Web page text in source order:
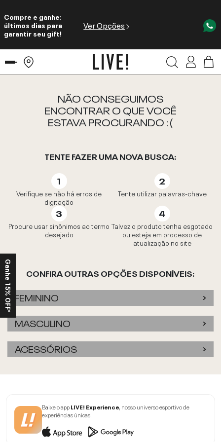
Compre e ganhe:
últimos dias para
garantir seu gift!
Ver Opções
NÃO CONSEGUIMOS
ENCONTRAR O QUE VOCÊ
ESTAVA PROCURANDO :(
TENTE FAZER UMA NOVA BUSCA:
Verifique se não há erros de
digitação
Tente utilizar palavras-chave
Procure usar sinônimos ao termo
desejado
Talvez o produto tenha esgotado
ou esteja em processo de
atualização no site
CONFIRA OUTRAS OPÇÕES DISPONÍVEIS:
FEMININO
MASCULINO
ACESSÓRIOS
Baixe o appLIVE! Experience, nosso universo esportivo de
experiências únicas.
Ganhe 15% OFF*